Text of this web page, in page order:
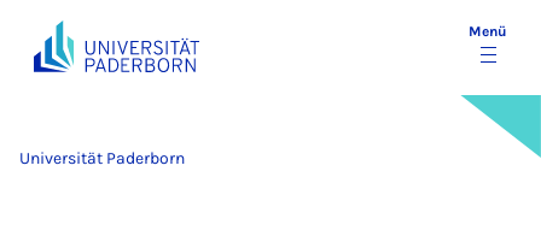
Menü
Universität Paderborn